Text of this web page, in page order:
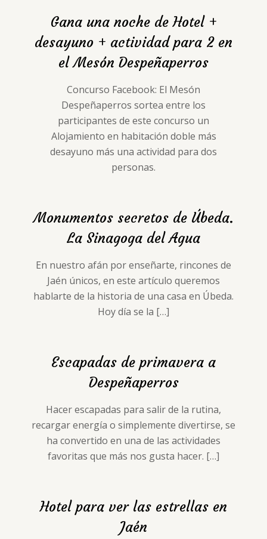
Gana una noche de Hotel +
desayuno + actividad para 2 en
el Mesón Despeñaperros
Concurso Facebook: El Mesón
Despeñaperros sortea entre los
participantes de este concurso un
Alojamiento en habitación doble más
desayuno más una actividad para dos
personas.
Monumentos secretos de Úbeda.
La Sinagoga del Agua
En nuestro afán por enseñarte, rincones de
Jaén únicos, en este artículo queremos
hablarte de la historia de una casa en Úbeda.
Hoy día se la […]
Escapadas de primavera a
Despeñaperros
Hacer escapadas para salir de la rutina,
recargar energía o simplemente divertirse, se
ha convertido en una de las actividades
favoritas que más nos gusta hacer. […]
Hotel para ver las estrellas en
Jaén